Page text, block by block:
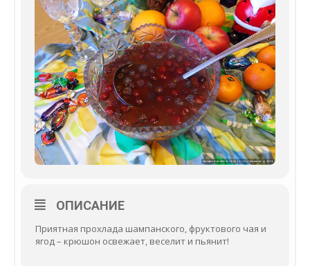
ОПИСАНИЕ
Приятная прохлада шампанского, фруктового чая и
ягод – крюшон освежает, веселит и пьянит!